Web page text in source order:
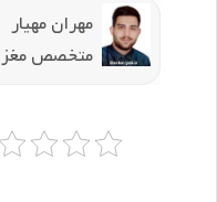
مهران مهیار
متخصص مغز